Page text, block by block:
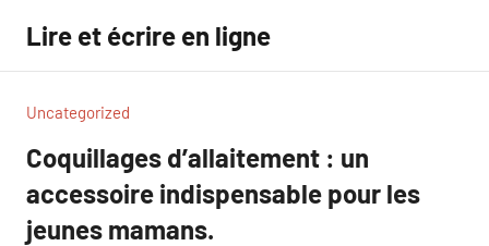
contenu
Lire et écrire en ligne
Uncategorized
Coquillages d’allaitement : un
accessoire indispensable pour les
jeunes mamans.